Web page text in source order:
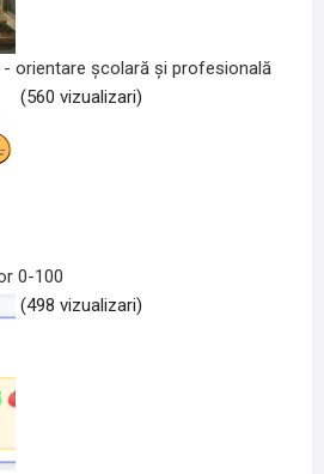
orientare școlară și profesională
(560 vizualizari)
0-100
(498 vizualizari)